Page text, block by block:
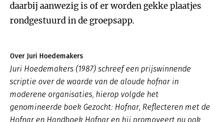
daarbij aanwezig is of er worden gekke plaatjes
rondgestuurd in de groepsapp.
Over Juri Hoedemakers
Juri Hoedemakers (1987) schreef een prijswinnende
scriptie over de waarde van de aloude hofnar in
moderene organisaties, hierop volgde het
genomineerde boek Gezocht: Hofnar, Reflecteren met de
Hofnaren Handboek Hofnaren hij promoveert nu ook